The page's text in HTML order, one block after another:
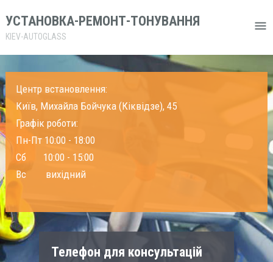
УСТАНОВКА-РЕМОНТ-ТОНУВАННЯ
KIEV-AUTOGLASS
Центр встановлення:
Київ, Михайла Бойчука (Кіквідзе), 45
Графік роботи:
Пн-Пт 10:00 - 18:00
Сб 10:00 - 15:00
Вс вихідний
Телефон для консультацій